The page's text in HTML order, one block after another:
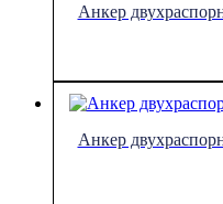
Анкер
Анкер